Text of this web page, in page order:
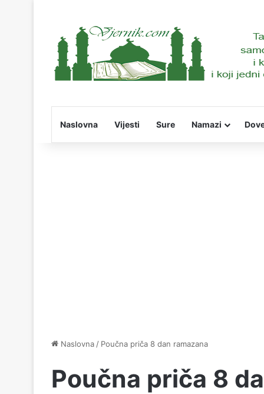
Naslovna Vijesti Sure Namazi
Naslovna / Poučna priča 8 dan ramazana
Poučna priča 8